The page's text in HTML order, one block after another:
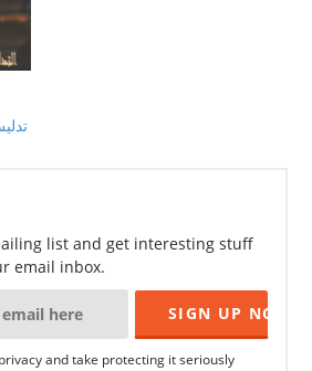
list and get interesting stuff
email inbox.
and take protecting it seriously